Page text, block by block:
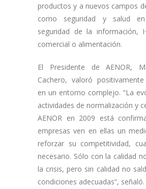
productos y a nuevos campos
como seguridad y salud
seguridad de la información,
comercial o alimentación.
El Presidente de AENOR,
Cachero, valoró
en un entorno complejo. “La
actividades de normalización y
AENOR en 2009 está
empresas ven en ellas un
reforzar su competitividad,
necesario. Sólo con la calidad
la crisis, pero sin calidad no
condiciones adecuadas”, señaló.